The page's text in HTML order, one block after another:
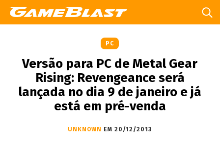
PC
Versão para PC de Metal Gear
Rising: Revengeance será
lançada no dia 9 de janeiro e já
está em pré-venda
UNKNOWN EM 20/12/2013